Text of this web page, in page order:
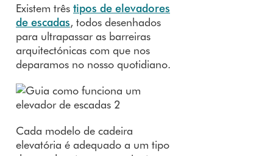
Existem três tipos de elevadores
de escadas, todos desenhados
para ultrapassar as barreiras
arquitectónicas com que nos
deparamos no nosso quotidiano.
Cada modelo de cadeira
elevatória é adequado a um tipo